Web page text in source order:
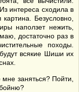
интереса сходила в
Безусловно,
наползет нежить,
достаточно раз в
походы.
всякие Шиши их
заняться? Пойти,